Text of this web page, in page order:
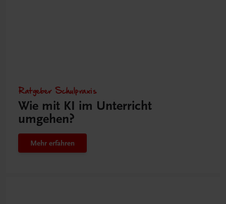
Ratgeber Schulpraxis
Wie mit KI im Unterricht
umgehen?
Mehr erfahren